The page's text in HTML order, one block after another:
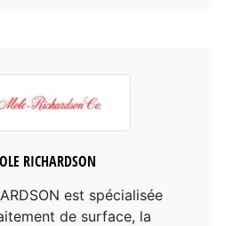
RICHARDSON
est spécialisée
de surface, la